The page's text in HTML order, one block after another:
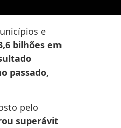
e
bilhões em
passado,
pelo
superávit